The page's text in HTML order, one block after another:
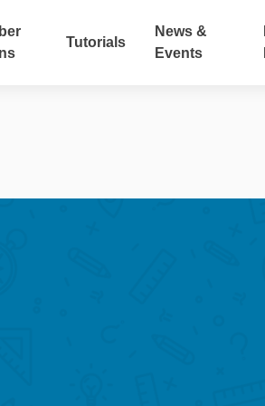
Tutorials
News &
Events